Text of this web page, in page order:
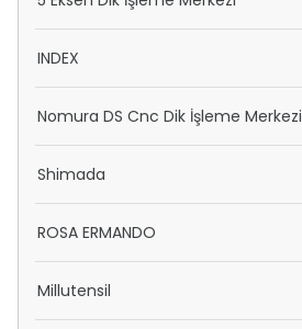
INDEX
Nomura DS Cnc Dik İşleme Merkezi
Shimada
ROSA ERMANDO
Millutensil